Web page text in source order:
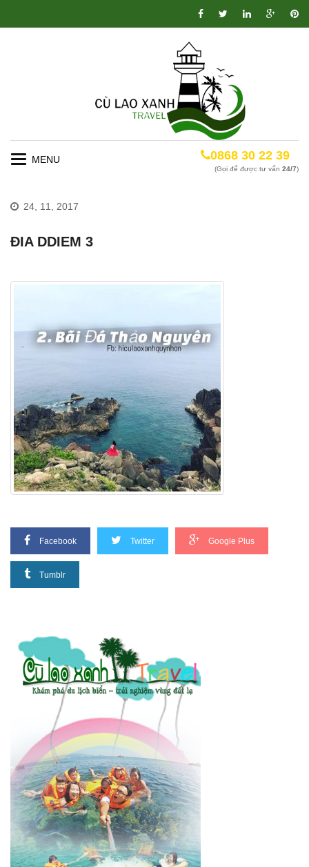
Toggle
0868 30 22 39
(Gọi để được tư vấn 24/7)
24, 11, 2017
ĐIA DDIEM 3
Facebook Twitter Google Plus
Tumblr